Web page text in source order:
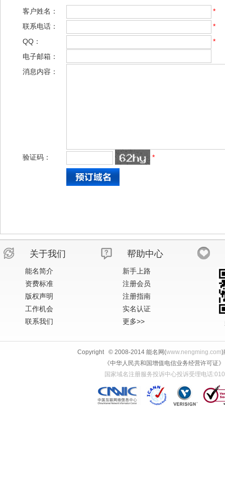
客户姓名：
*
联系电话：
*
QQ：
*
电子邮箱：
消息内容：
验证码： *
关于我们
能名简介
资费标准
版权声明
工作机会
联系我们
帮助中心
新手上路
注册会员
注册指南
实名认证
更多>>
Copyright © 2008-2014 能名网(www.nengming.com)
《中华人民共和国增值电信业务经营许可
国家域名注册服务投诉中心投诉受理电话